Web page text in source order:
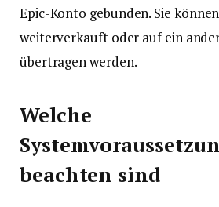
Epic-Konto gebunden. Sie
weiterverkauft oder auf ein
übertragen werden.
Welche
beachten sind